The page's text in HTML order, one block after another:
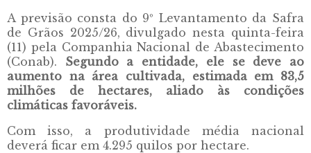
A previsão consta do 9º Levantamento da Safra
de Grãos 2025/26, divulgado nesta quinta-feira
(11) pela Companhia Nacional de Abastecimento
(Conab). Segundo a entidade, ele se deve ao
aumento na área cultivada, estimada em 83,5
milhões de hectares, aliado às condições
climáticas favoráveis.
Com isso, a produtividade média nacional
deverá ficar em 4.295 quilos por hectare.